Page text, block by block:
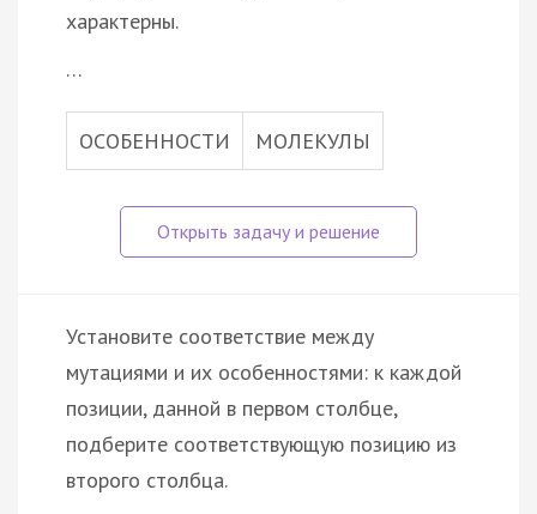
характерны.
…
ОСОБЕННОСТИ МОЛЕКУЛЫ
Установите соответствие между
мутациями и их особенностями: к каждой
позиции, данной в первом столбце,
подберите соответствующую позицию из
второго столбца.